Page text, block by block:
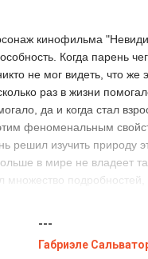
кинофильма
Когда парень
не мог видеть, что же
раз в жизни
да и когда стал
феноменальным
решил изучить природу
в мире не владеет
множество
---
Габриэле